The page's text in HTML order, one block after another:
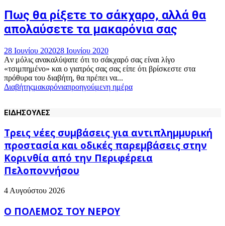
Πως θα ρίξετε το σάκχαρο, αλλά θα
απολαύσετε τα μακαρόνια σας
28 Ιουνίου 202028 Ιουνίου 2020
Aν μόλις ανακαλύψατε ότι το σάκχαρό σας είναι λίγο
«τσιμπημένο» και ο γιατρός σας σας είπε ότι βρίσκεστε στα
πρόθυρα του διαβήτη, θα πρέπει να...
Διαβήτηςμακαρόνιαπροηγούμενη ημέρα
ΕΙΔΗΣΟΥΛΕΣ
Τρεις νέες συμβάσεις για αντιπλημμυρική
προστασία και οδικές παρεμβάσεις στην
Κορινθία από την Περιφέρεια
Πελοποννήσου
4 Αυγούστου 2026
Ο ΠΟΛΕΜΟΣ ΤΟΥ ΝΕΡΟΥ